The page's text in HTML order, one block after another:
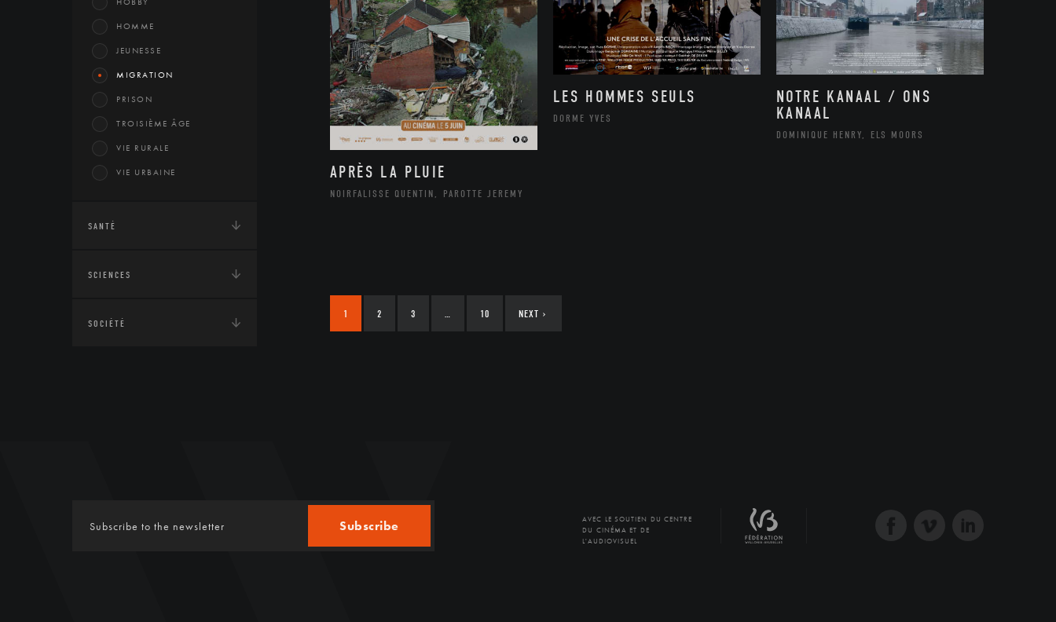
HOMME
JEUNESSE
MIGRATION
PRISON
TROISIÈME ÂGE
VIE RURALE
VIE URBAINE
SANTÉ
SCIENCES
SOCIÉTÉ
APRÈS LA PLUIE
NOIRFALISSE QUENTIN, PAROTTE JEREMY
LES HOMMES SEULS
DORME YVES
NOTRE KANAAL / ONS
KANAAL
DOMINIQUE HENRY, ELS MOORS
1 2 3 … 10 NEXT ›
Subscribe
AVEC LE SOUTIEN DU CENTRE
DU CINÉMA ET DE
L'AUDIOVISUEL